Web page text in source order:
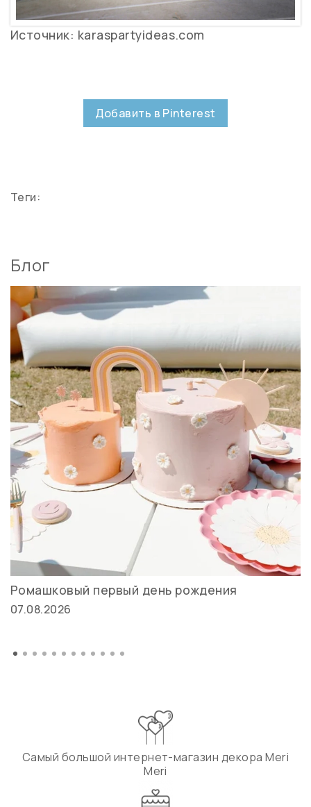
Источник: karaspartyideas.com
Добавить в Pinterest
Теги:
Блог
Ромашковый первый день рождения
07.08.2026
Самый большой интернет-магазин декора Meri
Meri